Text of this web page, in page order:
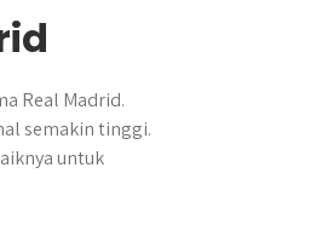
Real Madrid.
semakin tinggi.
untuk